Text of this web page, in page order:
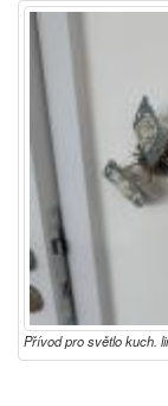
Přívod pro světlo kuch.